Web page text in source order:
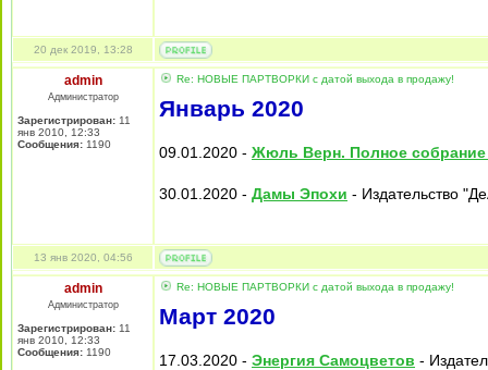
20 дек 2019, 13:28
admin
Администратор
Зарегистрирован: 11
янв 2010, 12:33
Сообщения: 1190
Re: НОВЫЕ ПАРТВОРКИ с датой выхода в продажу!
Январь 2020
09.01.2020 - Жюль Верн. Полное собрание
30.01.2020 - Дамы Эпохи - Издательство
13 янв 2020, 04:56
admin
Администратор
Зарегистрирован: 11
янв 2010, 12:33
Сообщения: 1190
Re: НОВЫЕ ПАРТВОРКИ с датой выхода в продажу!
Март 2020
17.03.2020 - Энергия Самоцветов -